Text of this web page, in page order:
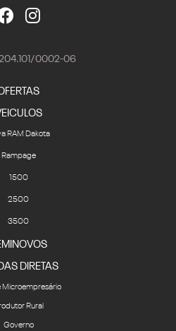
0002-06
RAM Dakota
Rampage
1500
2500
3500
DIRETAS
Microempresário
Rural
Governo